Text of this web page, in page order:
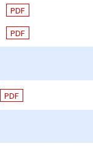
PDF
PDF
PDF